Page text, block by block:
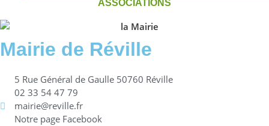
ASSOCIATIONS
Mairie de Réville
5 Rue Général de Gaulle 50760 Réville
02 33 54 47 79
mairie@reville.fr
Notre page Facebook